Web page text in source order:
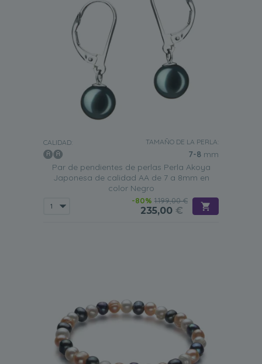
CALIDAD: TAMAÑO DE LA PERLA:
7-8 mm
Par de pendientes de perlas Perla Akoya
Japonesa de calidad AA de 7 a 8mm en
color Negro
-80% 1.199,00 €
235,00 €